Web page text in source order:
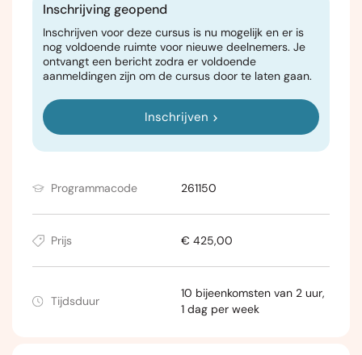
Inschrijving geopend
Inschrijven voor deze cursus is nu mogelijk en er is
nog voldoende ruimte voor nieuwe deelnemers. Je
ontvangt een bericht zodra er voldoende
aanmeldingen zijn om de cursus door te laten gaan.
Inschrijven
Programmacode 261150
Prijs € 425,00
Tijdsduur
10 bijeenkomsten van 2 uur,
1 dag per week